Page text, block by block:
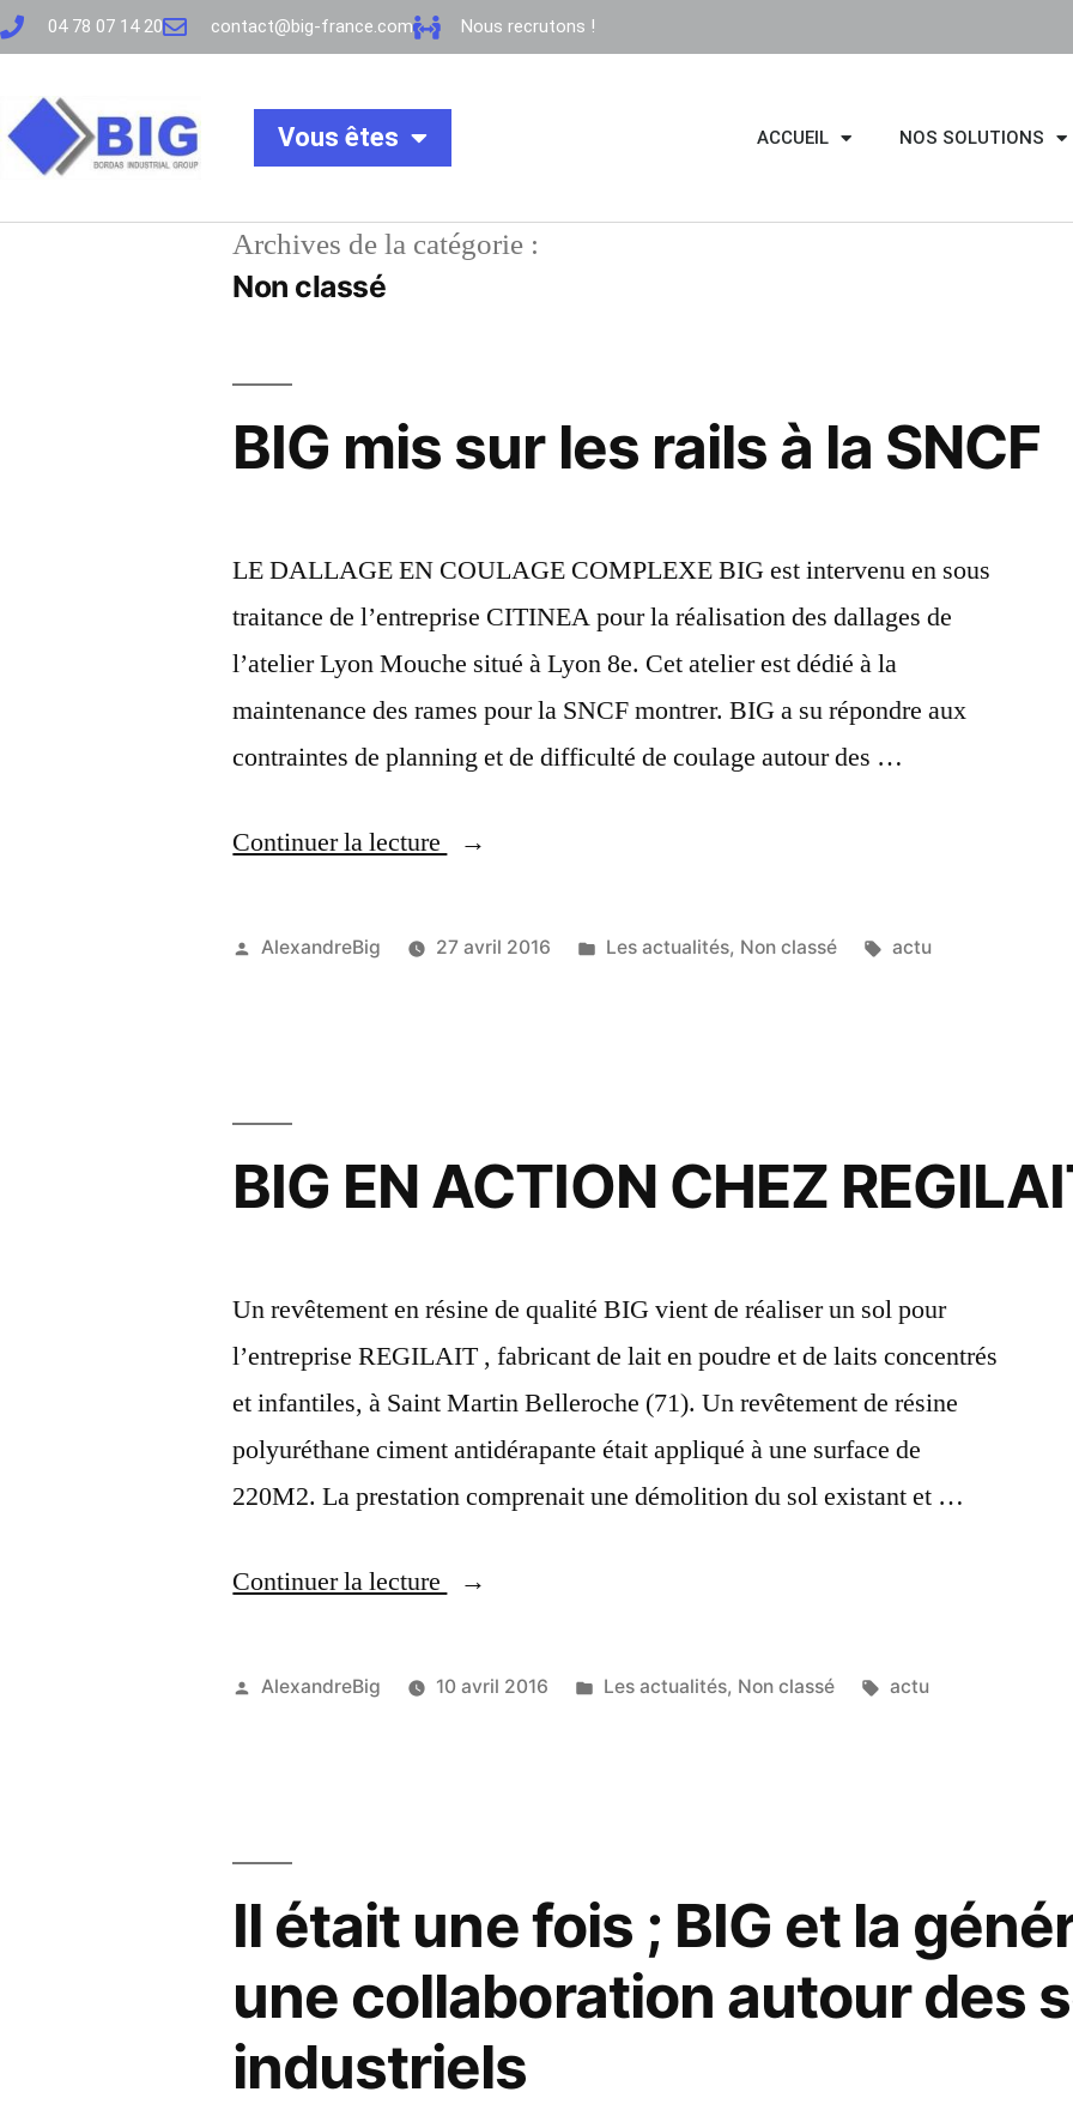
04 78 07 14 20 contact@big-france.com Nous recrutons !
Vous êtes ACCUEIL NOS SOLUTIONS
Archives de la catégorie :
Non classé
BIG mis sur les rails à la SNCF
LE DALLAGE EN COULAGE COMPLEXE BIG est intervenu en sous
traitance de l’entreprise CITINEA pour la réalisation des dallages de
l’atelier Lyon Mouche situé à Lyon 8e. Cet atelier est dédié à la
maintenance des rames pour la SNCF montrer. BIG a su répondre aux
contraintes de planning et de difficulté de coulage autour des …
Continuer la lecture
AlexandreBig 27 avril 2016 Les actualités, Non classé actu
BIG EN ACTION CHEZ
Un revêtement en résine de qualité BIG vient de réaliser un sol pour
l’entreprise REGILAIT , fabricant de lait en poudre et de laits concentrés
et infantiles, à Saint Martin Belleroche (71). Un revêtement de résine
polyuréthane ciment antidérapante était appliqué à une surface de
220M2. La prestation comprenait une démolition du sol existant et …
Continuer la lecture
AlexandreBig 10 avril 2016 Les actualités, Non classé actu
Il était une fois ; BIG et la
une collaboration autour des
industriels